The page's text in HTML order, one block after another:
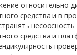
относительно
средства и в
средства и